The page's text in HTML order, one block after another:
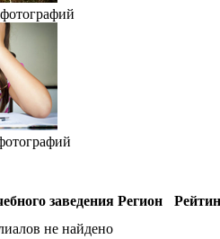
заведения Регион
не найдено